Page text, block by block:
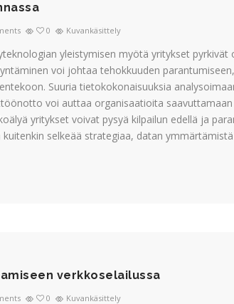
0 Kuvankäsittely
yleistymisen myötä yritykset pyrkivät
voi johtaa tehokkuuden parantumiseen,
Suuria tietokokonaisuuksia
voi auttaa organisaatioita saavuttamaan
yritykset voivat pysyä kilpailun edellä ja
selkeää strategiaa, datan
verkkoselailussa
0 Kuvankäsittely